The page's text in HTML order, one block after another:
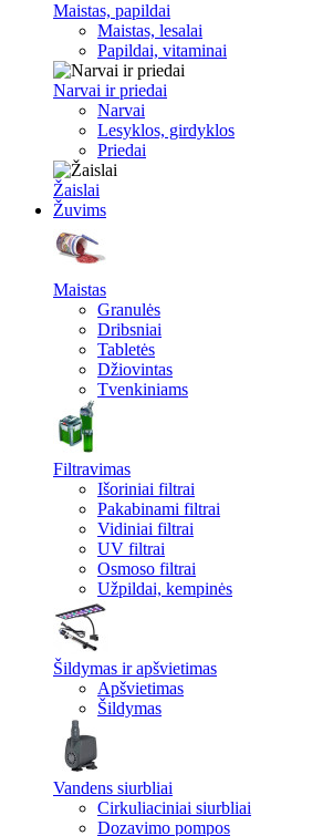
Maistas, papildai
Maistas, lesalai
Papildai, vitaminai
Narvai ir priedai
Narvai
Lesyklos, girdyklos
Priedai
Žaislai
Žuvims
Maistas
Granulės
Dribsniai
Tabletės
Džiovintas
Tvenkiniams
Filtravimas
Išoriniai filtrai
Pakabinami filtrai
Vidiniai filtrai
UV filtrai
Osmoso filtrai
Užpildai, kempinės
Šildymas ir apšvietimas
Apšvietimas
Šildymas
Vandens siurbliai
Cirkuliaciniai siurbliai
Dozavimo pompos